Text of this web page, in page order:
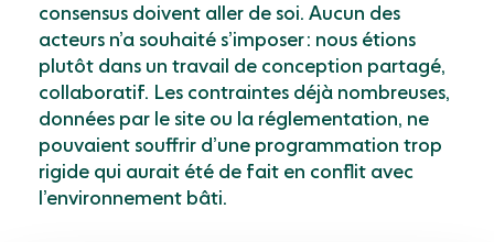
consensus doivent aller de soi. Aucun des
acteurs nʼa souhaité sʼimposer : nous étions
plutôt dans un travail de conception partagé,
collaboratif. Les contraintes déjà nombreuses,
données par le site ou la réglementation, ne
pouvaient souffrir dʼune programmation trop
rigide qui aurait été de fait en conflit avec
lʼenvironnement bâti.